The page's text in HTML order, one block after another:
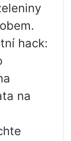
hack:
na